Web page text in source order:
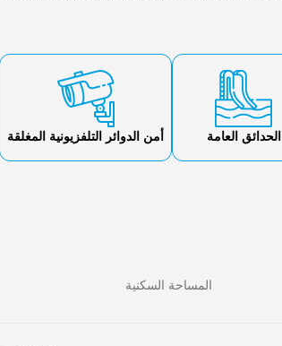
الحدائق العامة أمن الدوائر التلفزيونية المغلقة
المساحة السكنية